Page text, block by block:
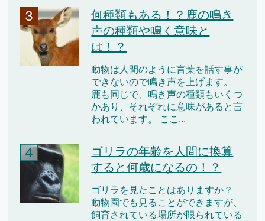
何種類もある！？鹿の鳴き
声の種類や鳴く意味と
は！？
動物は人間のように言葉を話す事が
できないので鳴き声を上げます。
鹿も同じで、鳴き声の種類もいくつ
かあり、それぞれに意味があると言
われています。 ここ...
ゴリラの年齢を人間に換算
すると何歳になるの！？
ゴリラを見たことはありますか？
動物園でも見ることができますが、
飼育されている場所が限られている